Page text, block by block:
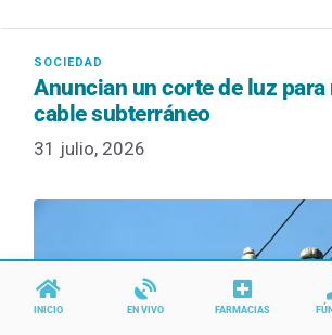
Anuncian un corte de luz para
cable subterráneo
31 julio, 2026
INICIO EN VIVO FARMACIAS